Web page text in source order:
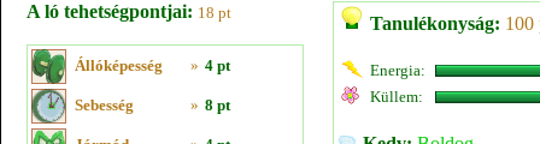
A ló tehetségpontjai: 18 pt
Állóképesség » 4 pt
Sebesség » 8 pt
Tanulékonyság: 100
Energia:
Küllem: